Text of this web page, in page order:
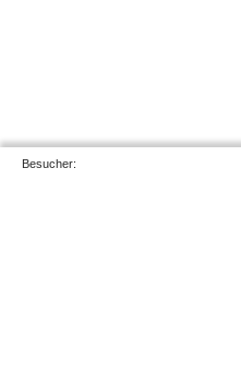
Besucher: